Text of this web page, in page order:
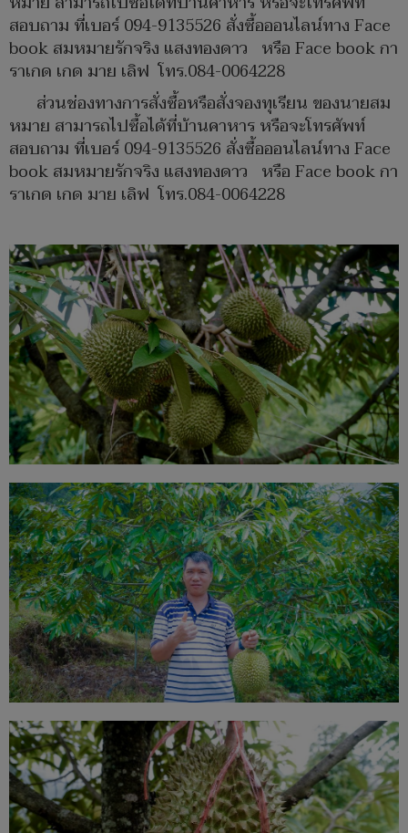
สอบถาม ที่เบอร์ 094-9135526 สั่งซื้อออนไลน์ทาง Face
book สมหมายรักจริง แสงทองดาว หรือ Face book กา
ราเกด เกด มาย เลิฟ โทร.084-0064228
ส่วนช่องทางการสั่งซื้อหรือสั่งจองทุเรียน ของนายสม
หมาย สามารถไปซื้อได้ที่บ้านคาหาร หรือจะโทรศัพท์
สอบถาม ที่เบอร์ 094-9135526 สั่งซื้อออนไลน์ทาง Face
book สมหมายรักจริง แสงทองดาว หรือ Face book กา
ราเกด เกด มาย เลิฟ โทร.084-0064228